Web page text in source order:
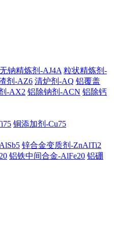
钠精炼剂-AJ4A 粒状精炼剂-
剂-AZ6 清炉剂-AQ 铝覆盖
-AX2 铝除钠剂-ACN 铝除钙
铜添加剂-Cu75
锌合金变质剂-ZnAlTi2
铝铁中间合金-AlFe20 铝硼